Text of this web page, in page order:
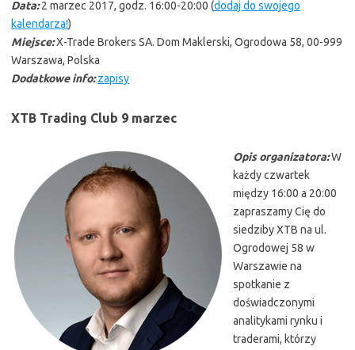
Data:2 marzec 2017, godz. 16:00-20:00 (dodaj do swojego
kalendarza!)
Miejsce:X-Trade Brokers SA. Dom Maklerski, Ogrodowa 58, 00-999
Warszawa, Polska
Dodatkowe info:zapisy
XTB Trading Club 9 marzec
Opis organizatora:W
każdy czwartek
między 16:00 a 20:00
zapraszamy Cię do
siedziby XTB na ul.
Ogrodowej 58 w
Warszawie na
spotkanie z
doświadczonymi
analitykami rynku i
traderami, którzy